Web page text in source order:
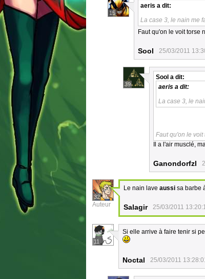
15
aeris a dit:
La case 3, le nain me
Faut qu'on le voit torse
Sool 25/03/2011
39
Sool a dit:
aeris a dit:
La case 3, le
Faut qu'on le
Il a l'air musclé,
Ganondorfzl
32
Auteur
Le nain lave aussi sa barbe
Salagir 25/03/2011
11
Si elle arrive à faire tenir si
Noctal 25/03/2011